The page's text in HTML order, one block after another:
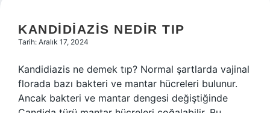
KANDIDIAZIS NEDIR TIP
Tarih: Aralık 17, 2024
Kandidiazis ne demek tıp? Normal şartlarda vajinal
florada bazı bakteri ve mantar hücreleri bulunur.
Ancak bakteri ve mantar dengesi değiştiğinde